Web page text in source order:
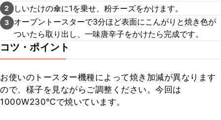
2 しいたけの傘に1を乗せ、粉チーズをかけます。
3
オーブントースターで3分ほど表面にこんがりと焼き色が
ついたら取り出し、一味唐辛子をかけたら完成です。
コツ・ポイント
お使いのトースター機種によって焼き加減が異なります
ので、様子を見ながらご調整ください。今回は
1000W230℃で焼いています。